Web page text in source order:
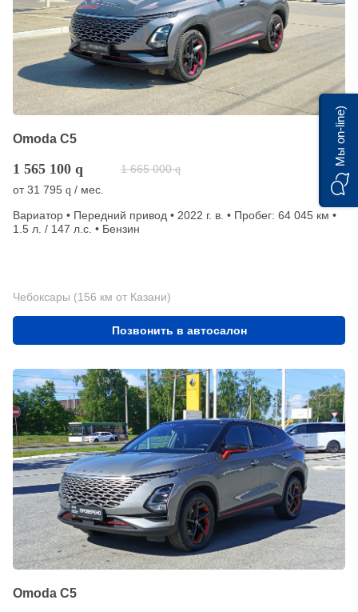
Omoda C5
1 565 100 q 1 665 000 q
от31 795 q / мес.
Вариатор • Передний привод • 2022 г. в. • Пробег: 64 045 км •
1.5 л. / 147 л.с. • Бензин
Чебоксары (156 км от Казани)
Позвонить в автосалон
Omoda C5
Мы on-line)